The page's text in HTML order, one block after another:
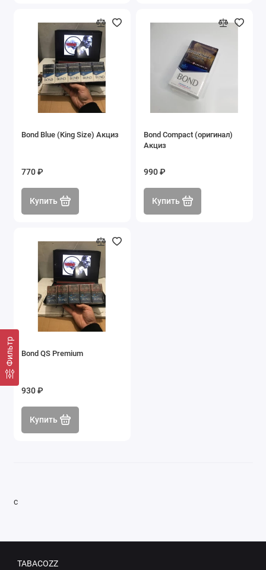
Фильтр
Bond Blue (King Size) Акциз
770 ₽
Купить
Bond Compact (оригинал)
Акциз
990 ₽
Купить
Bond QS Premium
930 ₽
Купить
с
TABACOZZ